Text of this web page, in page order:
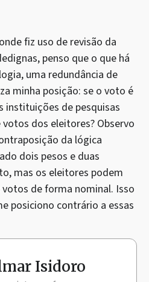
fiz uso de revisão da
penso que o que há
uma redundância de
minha posição: se o voto é
instituições de pesquisas
dos eleitores? Observo
da lógica
dois pesos e duas
mas os eleitores podem
de forma nominal. Isso
posiciono contrário a essas
Isidoro